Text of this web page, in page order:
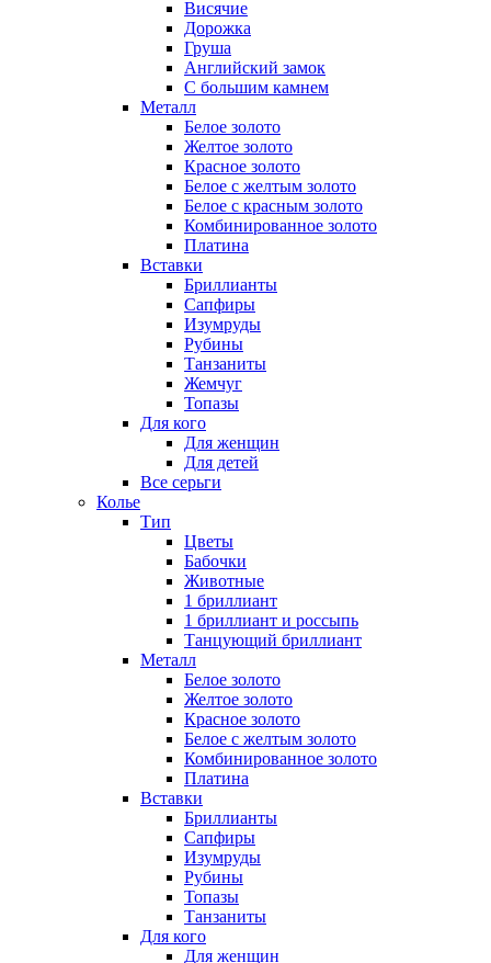
Висячие
Дорожка
Груша
Английский замок
С большим камнем
Металл
Белое золото
Желтое золото
Красное золото
Белое с желтым золото
Белое с красным золото
Комбинированное золото
Платина
Вставки
Бриллианты
Сапфиры
Изумруды
Рубины
Танзаниты
Жемчуг
Топазы
Для кого
Для женщин
Для детей
Все серьги
Колье
Тип
Цветы
Бабочки
Животные
1 бриллиант
1 бриллиант и россыпь
Танцующий бриллиант
Металл
Белое золото
Желтое золото
Красное золото
Белое с желтым золото
Комбинированное золото
Платина
Вставки
Бриллианты
Сапфиры
Изумруды
Рубины
Топазы
Танзаниты
Для кого
Для женщин